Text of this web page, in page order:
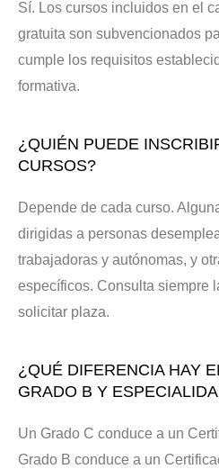
Sí. Los cursos incluidos en el
gratuita son subvencionados
cumple los requisitos
formativa.
¿QUIÉN PUEDE
CURSOS?
Depende de cada curso.
dirigidas a personas
trabajadoras y autónomas, y
específicos. Consulta siempre
solicitar plaza.
¿QUÉ DIFERENCIA HAY
GRADO B Y
Un Grado C conduce a un
Grado B conduce a un